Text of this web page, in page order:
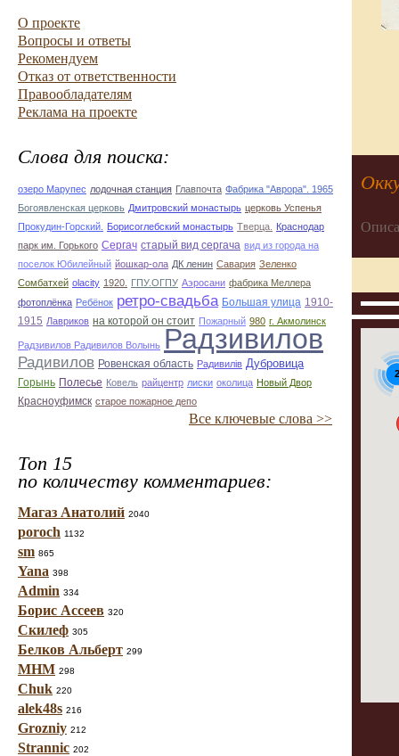
О проекте
Вопросы и ответы
Рекомендуем
Отказ от ответственности
Правообладателям
Реклама на проекте
Слова для поиска:
озеро Марупес лодочная станция Главпочта Фабрика "Аврора". 1965
Богоявленская церковь Дмитровский монастырь церковь Успенья
Прокудин-Горский.
Борисоглебский монастырь Тверца.
Краснодар
парк им. Горького Сергач старый вид сергача вид из города на
поселок Юбилейный йошкар-ола ДК ленин Савария Зеленко
Сомбатхей olacity 1920. ГПУ.ОГПУ Аэросани фабрика Меллера
фотоплёнка Ребёнок ретро-свадьба Большая улица 1910-
1915 Лавриков на которой он стоит Пожарный 980 г. Акмолинск
Радзивилов Радивилов Волынь Радзивилов
Радивилов Ровенская область Радивилiв Дубровица
Горынь Полесье Ковель райцентр лиски околица Новый Двор
Красноуфимск старое пожарное депо
Все ключевые слова >>
Топ 15
по количеству комментариев:
Магаз Анатолий 2040
poroch 1132
sm 865
Yana 398
Admin 334
Борис Ассеев 320
Скилеф 305
Белков Альберт 299
МНМ 298
Chuk 220
alek48s 216
Grozniy 212
Strannic 202
2